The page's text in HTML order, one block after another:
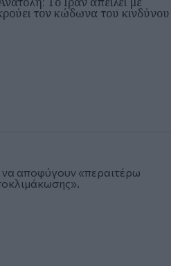
τον κώδωνα του κινδύνου
να αποφύγουν «περαιτέρω